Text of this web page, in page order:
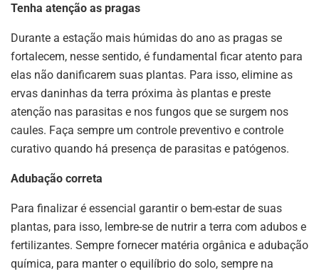
Tenha atenção as pragas
Durante a estação mais húmidas do ano as pragas se
fortalecem, nesse sentido, é fundamental ficar atento para
elas não danificarem suas plantas. Para isso, elimine as
ervas daninhas da terra próxima às plantas e preste
atenção nas parasitas e nos fungos que se surgem nos
caules. Faça sempre um controle preventivo e controle
curativo quando há presença de parasitas e patógenos.
Adubação correta
Para finalizar é essencial garantir o bem-estar de suas
plantas, para isso, lembre-se de nutrir a terra com adubos e
fertilizantes. Sempre fornecer matéria orgânica e adubação
química, para manter o equilíbrio do solo, sempre na